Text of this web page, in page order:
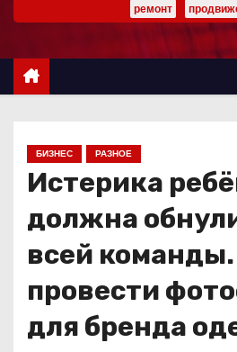
р
ремонт
БИЗНЕС РАЗНОЕ
Истерика
должна
всей
провести
для бренда